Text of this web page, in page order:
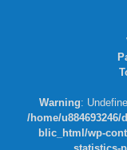
Warning:
/home/
blic_html/wp-